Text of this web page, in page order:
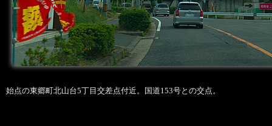
始点の東郷町北山台5丁目交差点付近。国道153号との交点。